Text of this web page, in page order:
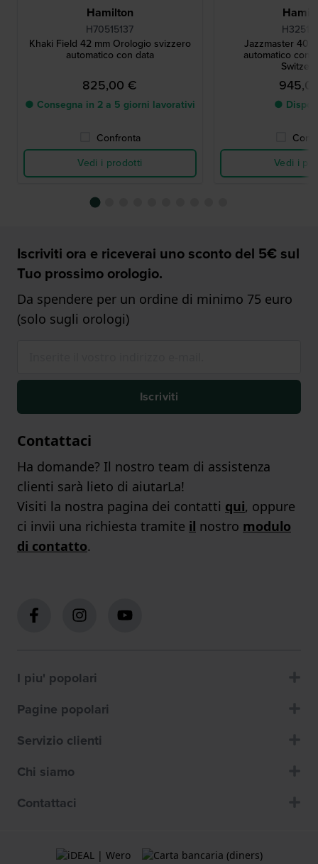
Hamilton
H70515137
Khaki Field 42 mm Orologio svizzero
automatico con data
825,00 €
● Consegna in 2 a 5 giorni lavorativi
Confronta
Vedi i prodotti
Jazzmaster 40
automatico con
●
Vedi i
Iscriviti ora e riceverai uno sconto del 5€ sul
Tuo prossimo orologio.
Da spendere per un ordine di minimo 75 euro
(solo sugli orologi)
Iscriviti
Contattaci
Ha domande? Il nostro team di assistenza
clienti sarà lieto di aiutarLa!
Visiti la nostra pagina dei contatti qui, oppure
ci invii una richiesta tramite il nostro modulo
di contatto.
I piu' popolari
Pagine popolari
Servizio clienti
Chi siamo
Contattaci